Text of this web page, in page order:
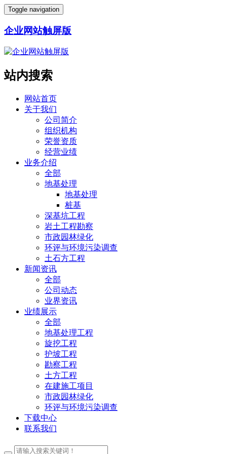
Toggle navigation
企业网站触屏版
站内搜索
网站首页
关于我们
公司简介
组织机构
荣誉资质
经营业绩
业务介绍
全部
地基处理
地基处理
桩基
深基坑工程
岩土工程勘察
市政园林绿化
环评与环境污染调查
土石方工程
新闻资讯
全部
公司动态
业界资讯
业绩展示
全部
地基处理工程
旋挖工程
护坡工程
勘察工程
土方工程
在建施工项目
市政园林绿化
环评与环境污染调查
下载中心
联系我们